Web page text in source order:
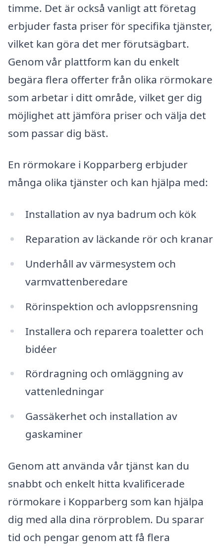
timme. Det är också vanligt att företag
erbjuder fasta priser för specifika tjänster,
vilket kan göra det mer förutsägbart.
Genom vår plattform kan du enkelt
begära flera offerter från olika rörmokare
som arbetar i ditt område, vilket ger dig
möjlighet att jämföra priser och välja det
som passar dig bäst.
En rörmokare i Kopparberg erbjuder
många olika tjänster och kan hjälpa med:
Installation av nya badrum och kök
Reparation av läckande rör och kranar
Underhåll av värmesystem och
varmvattenberedare
Rörinspektion och avloppsrensning
Installera och reparera toaletter och
bidéer
Rördragning och omläggning av
vattenledningar
Gassäkerhet och installation av
gaskaminer
Genom att använda vår tjänst kan du
snabbt och enkelt hitta kvalificerade
rörmokare i Kopparberg som kan hjälpa
dig med alla dina rörproblem. Du sparar
tid och pengar genom att få flera